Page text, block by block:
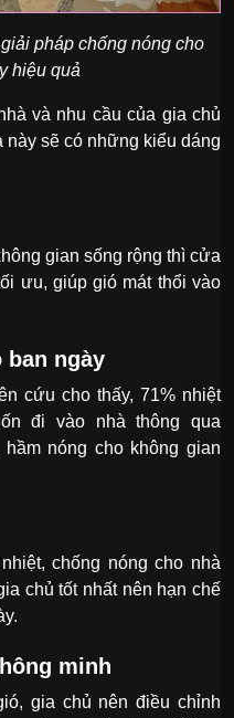
pháp chống nóng cho
hiệu quả
và nhu cầu của gia chủ
sẽ có những kiểu dáng
gian sống rộng thì cửa
ưu, giúp gió mát thổi vào
ban ngày
cứu cho thấy, 71% nhiệt
đi vào nhà thông qua
nóng cho không gian
chống nóng cho nhà
chủ tốt nhất nên hạn chế
minh
gia chủ nên điều chỉnh